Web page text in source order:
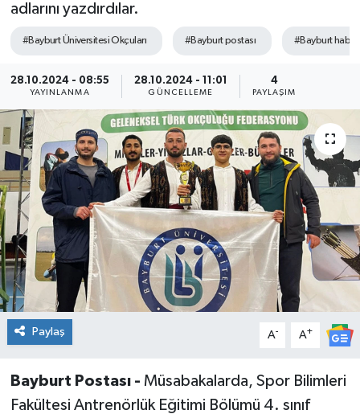
adlarını yazdırdılar.
#Bayburt Üniversitesi Okçuları #Bayburt postası #Bayburt
28.10.2024 - 08:55
YAYINLANMA
28.10.2024 - 11:01
GÜNCELLEME
4
PAYLAŞIM
Paylaş A- A+
Bayburt Postası - Müsabakalarda, Spor Bilimleri
Fakültesi Antrenörlük Eğitimi Bölümü 4. sınıf